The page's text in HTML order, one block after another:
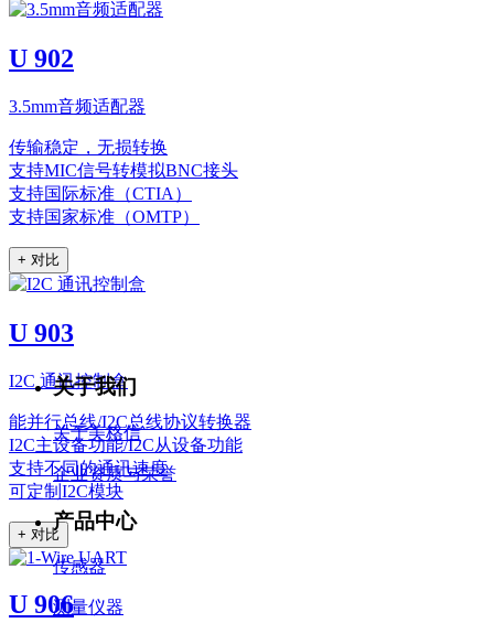
U 902
3.5mm音频适配器
传输稳定，无损转换
支持MIC信号转模拟BNC接头
支持国际标准（CTIA）
支持国家标准（OMTP）
+ 对比
U 903
I2C 通讯控制盒
能并行总线/I2C总线协议转换器
I2C主设备功能/I2C从设备功能
支持不同的通讯速度
可定制I2C模块
+ 对比
U 906
关于我们
关于美格信
企业资质与荣誉
产品中心
传感器
测量仪器